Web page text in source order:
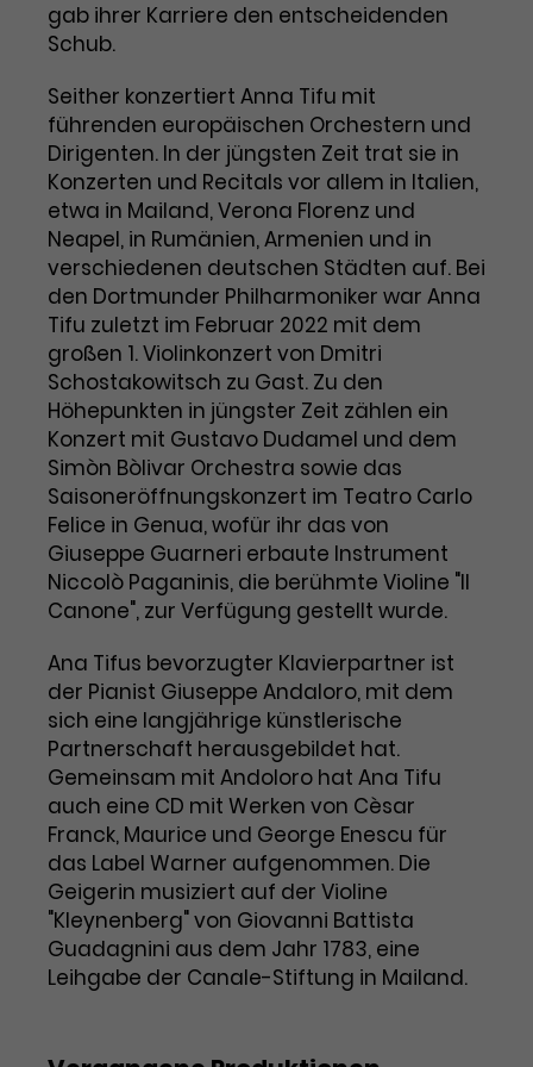
Benutzer*in wiedererkannt werden,
Name cookie_optin
Anbieter TYPO3
Laufzeit 1 Monat
Zweck
Enthält die gewählten Tracking-
Optin-Einstellungen.
Laufzeit
Zweck
Dieses Cookie wird von Google
Analytics installiert. Das Cookie
wird verwendet, um
Besucher*innen-, Sitzungs- und
Kampagnendaten zu berechnen
und die Nutzung der Website für
den Analysebericht der Website zu
verfolgen. Die Cookies speichern
Informationen anonym und weisen
eine zufallsgenerierte Nummer zu,
um Besuche zu erkennen.
Name _gid
Anbieter Google Analytics
Laufzeit 1 Tag
Zweck
Dieses Cookie wird von Google
Analytics installiert. Das Cookie
wird verwendet, um Informationen
darüber zu speichern, wie
Besucher*innen eine Website
nutzen, und hilft bei der Erstellung
eines Analyseberichts über die
Performance der Website. Die
erhobenen Daten umfassen in
anonymisierter Form die Anzahl
der Besuche, die Quelle, aus der sie
stammen, und die besuchten
Seiten.
_gat_UA-63561367-1
Marketing
Diese Gruppe beinhaltet alle Scripte, die es uns
Werbekampagnen zu analysieren und
Conversions zu messen. Außerdem helfen sie
uns dabei Werbeanzeigen und Inhalte besser auf
die Interessen unserer Nutzer abzustimmen.
Name
_gcl_au
Anbieter Google Ads
Laufzeit 3 Monate
Zweck
Wird von Google verwendet, um
die Effizienz von Werbeanzeigen zu
messen und Conversions zu
speichern. Dieses Cookie hilft dabei
nachzuvollziehen, ob Nutzer über
Google-Anzeigen auf unsere
Website gelangt sind.
Name _gcl_aw
Anbieter Google Ads
Laufzeit 3 Monate
Zweck
Dieses Cookie speichert
Informationen zu Werbeklicks und
dient der Zuordnung von
Conversions zu Google Ads-
Kampagnen.
Name
Cookie-Informationen
gab ihrer Karriere den entscheidenden
Schub.
Seither konzertiert Anna Tifu mit
führenden europäischen Orchestern und
Dirigenten. In der jüngsten Zeit trat sie in
Konzerten und Recitals vor allem in Italien,
etwa in Mailand, Verona Florenz und
Neapel, in Rumänien, Armenien und in
verschiedenen deutschen Städten auf. Bei
den Dortmunder Philharmoniker war Anna
Tifu zuletzt im Februar 2022 mit dem
großen 1. Violinkonzert von Dmitri
Schostakowitsch zu Gast. Zu den
Höhepunkten in jüngster Zeit zählen ein
Konzert mit Gustavo Dudamel und dem
Simòn Bòlivar Orchestra sowie das
Saisoneröffnungskonzert im Teatro Carlo
Felice in Genua, wofür ihr das von
Giuseppe Guarneri erbaute Instrument
Niccolò Paganinis, die berühmte Violine "Il
Canone", zur Verfügung gestellt wurde.
Ana Tifus bevorzugter Klavierpartner ist
der Pianist Giuseppe Andaloro, mit dem
sich eine langjährige künstlerische
Partnerschaft herausgebildet hat.
Gemeinsam mit Andoloro hat Ana Tifu
auch eine CD mit Werken von Cèsar
Franck, Maurice und George Enescu für
das Label Warner aufgenommen. Die
Geigerin musiziert auf der Violine
"Kleynenberg" von Giovanni Battista
Guadagnini aus dem Jahr 1783, eine
Leihgabe der Canale-Stiftung in Mailand.